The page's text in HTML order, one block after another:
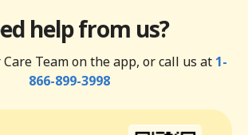
help from us?
Team on the app, or call us at 1-
866-899-3998